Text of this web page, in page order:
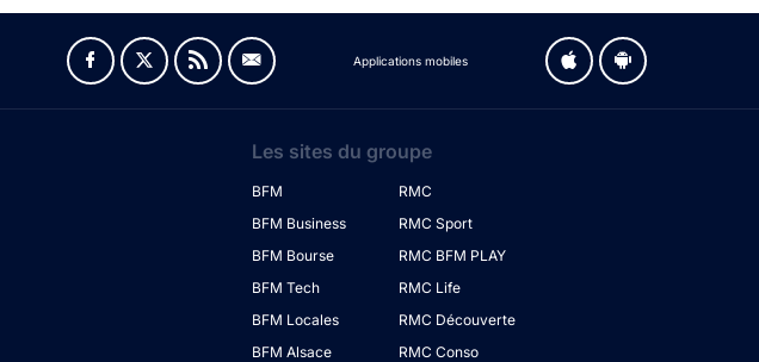
Applications mobiles
Les sites du groupe
BFM
BFM Business
BFM Bourse
BFM Tech
BFM Locales
BFM Alsace
RMC
RMC Sport
RMC BFM PLAY
RMC Life
RMC Découverte
RMC Conso